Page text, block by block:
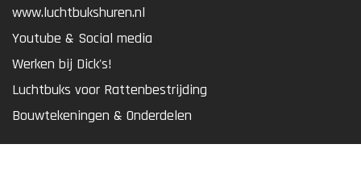
www.luchtbukshuren.nl
Youtube & Social media
Werken bij Dick's!
Luchtbuks voor Rattenbestrijding
Bouwtekeningen & Onderdelen